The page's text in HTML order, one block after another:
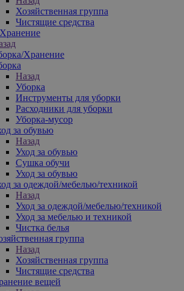
Хозяйственная группа
Чистящие средства
Хранение
Назад
Уборка
Инструменты для уборки
Расходники для уборки
Уборка-мусор
за обувью
Назад
Уход за обувью
Сушка обучи
Уход за обувью
за одеждой/мебелью/техникой
Назад
Уход за одеждой/мебелью/техникой
Уход за мебелью и техникой
Чистка белья
группа
Назад
Хозяйственная группа
Чистящие средства
вещей